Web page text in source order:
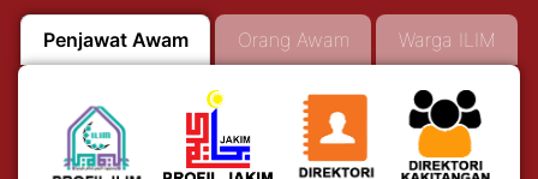
Penjawat Awam Orang Awam Warga ILIM